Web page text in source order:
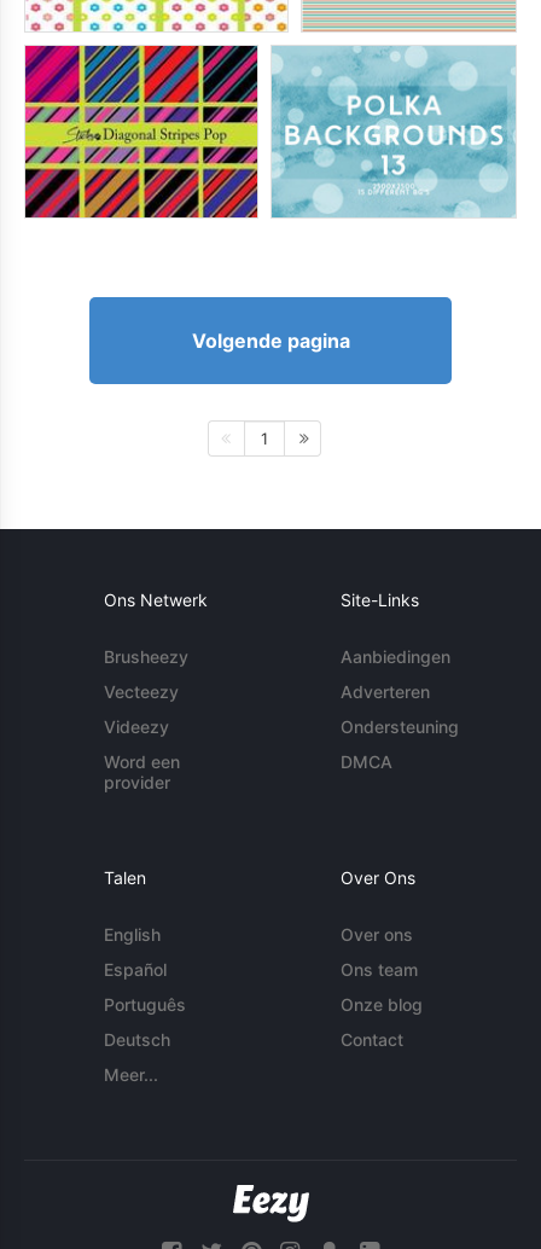
Volgende pagina
1
Ons Netwerk
Brusheezy
Vecteezy
Videezy
Word een
provider
Site-Links
Aanbiedingen
Adverteren
Ondersteuning
DMCA
Talen
English
Español
Português
Deutsch
Meer...
Over Ons
Over ons
Ons team
Onze blog
Contact